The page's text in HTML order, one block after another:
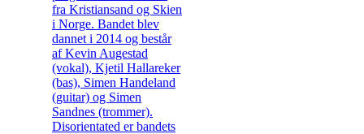
fra Kristiansand og Skien
i Norge. Bandet blev
dannet i 2014 og består
af Kevin Augestad
(vokal), Kjetil Hallarеker
(bas), Simen Handeland
(guitar) og Simen
Sandnes (trommer).
Disorientated er bandets